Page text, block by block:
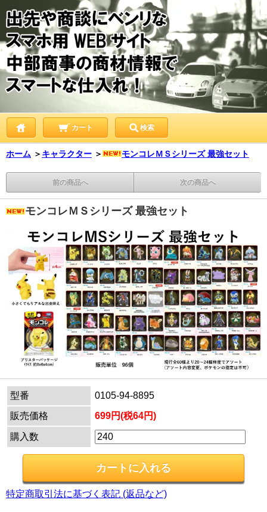
カート 検索
ホーム ＞ キャラクター ＞ モンコレＭＳシリーズ 最強セット
前の商品へ 次の商品へ
モンコレＭＳシリーズ 最強セット
型番
0105-94-8895
販売価格
699円(税64円)
購入数
特定商取引法に基づく表記 (返品など)